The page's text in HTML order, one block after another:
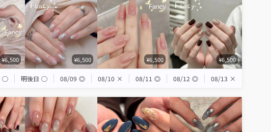
¥6,500 ¥6,500 ¥6,500 ¥6,500
◯ 明後日 ◯ 08/09 ◎ 08/10 × 08/11 ◎ 08/12 ◎ 08/13 ×